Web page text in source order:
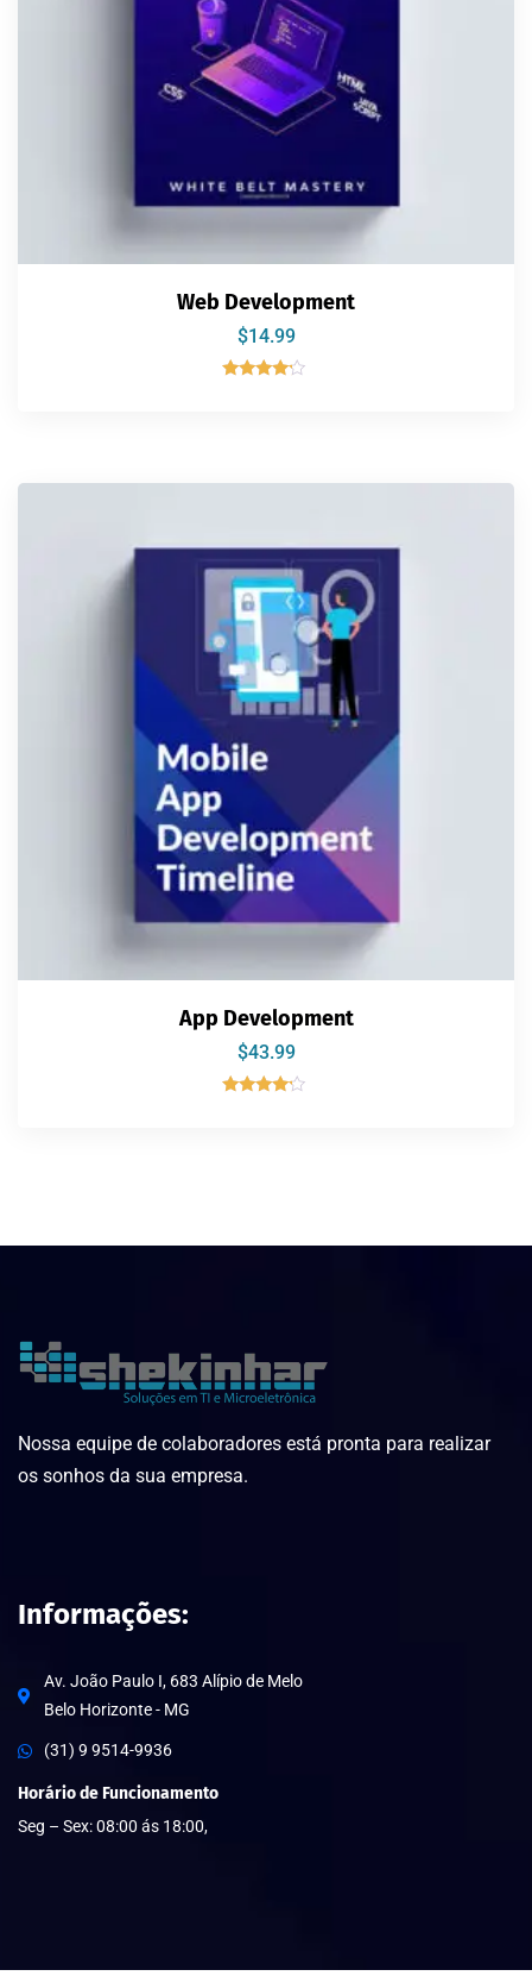
Web Development
$14.99
App Development
$43.99
Nossa equipe de colaboradores está pronta para realizar
os sonhos da sua empresa.
Informações:
Av. João Paulo I, 683 Alípio de Melo
Belo Horizonte - MG
(31) 9 9514-9936
Horário de Funcionamento
Seg – Sex: 08:00 ás 18:00,